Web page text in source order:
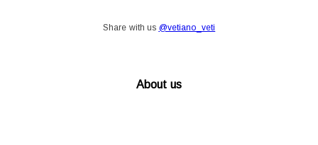
Share with us @vetiano_veti
About us